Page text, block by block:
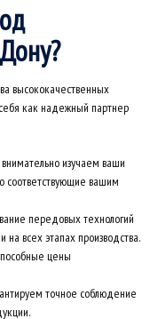
высококачественных
как надежный партнер
изучаем ваши
соответствующие вашим
передовых технологий
всех этапах производства.
цены
точное соблюдение